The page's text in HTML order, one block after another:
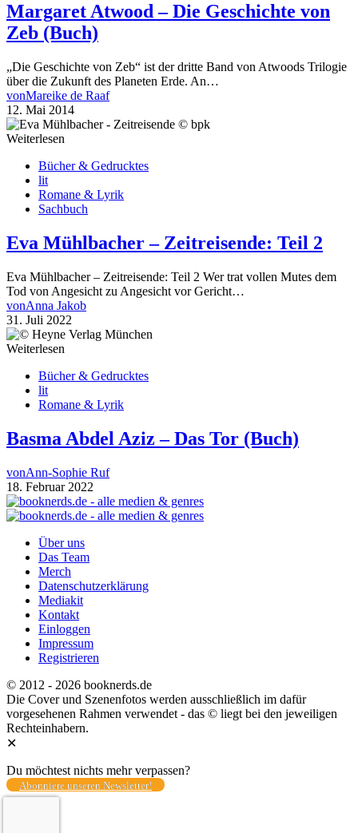
Margaret Atwood – Die Geschichte von
Zeb (Buch)
„Die Geschichte von Zeb“ ist der dritte Band von Atwoods Trilogie
über die Zukunft des Planeten Erde. An…
vonMareike de Raaf
12. Mai 2014
Weiterlesen
Bücher & Gedrucktes
lit
Romane & Lyrik
Sachbuch
Eva Mühlbacher – Zeitreisende: Teil 2
Eva Mühlbacher – Zeitreisende: Teil 2 Wer trat vollen Mutes dem
Tod von Angesicht zu Angesicht vor Gericht…
vonAnna Jakob
31. Juli 2022
Weiterlesen
Bücher & Gedrucktes
lit
Romane & Lyrik
Basma Abdel Aziz – Das Tor (Buch)
vonAnn-Sophie Ruf
18. Februar 2022
Über uns
Das Team
Merch
Datenschutzerklärung
Mediakit
Kontakt
Einloggen
Impressum
Registrieren
© 2012 - 2026 booknerds.de
Die Cover und Szenenfotos werden ausschließlich im dafür
vorgesehenen Rahmen verwendet - das © liegt bei den jeweiligen
Rechteinhabern.
✕
Du möchtest nichts mehr verpassen?
Abonniere unseren Newsletter!